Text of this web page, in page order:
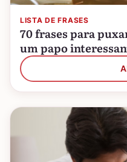
LISTA DE FRASES
70 frases para
um papo